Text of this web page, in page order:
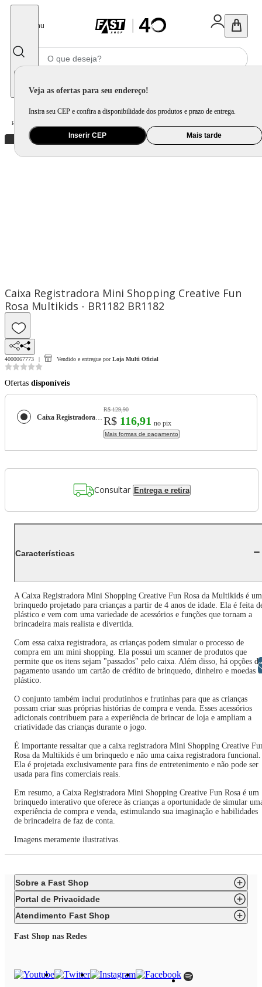
Menu
Veja as ofertas para seu endereço!
Insira seu CEP e confira a disponibilidade dos produtos e prazo de entrega.
Inserir CEP Mais tarde
Home
Caixa Registradora Mini Shopping Creative Fun
Rosa Multikids - BR1182 BR1182
4000067773 Vendido e entregue por Loja Multi Oficial
Ofertas disponíveis
Caixa Registradora Mini Shopping Creative Fun Rosa Multikids - BR1182 BR1182
R$ 129,90
R$ 116,91 no pix
Mais formas de pagamento
Consultar Entrega e retira
Características
A Caixa Registradora Mini Shopping Creative Fun Rosa da Multikids é um
brinquedo projetado para crianças a partir de 4 anos de idade. Ela é feita
plástico e vem com uma variedade de acessórios e funções que tornam a
brincadeira mais realista e divertida.
Com essa caixa registradora, as crianças podem simular o processo de
compra em um mini shopping. Ela possui um scanner de produtos que
permite que os itens sejam "passados" pelo caixa. Além disso, há opções de
pagamento usando um cartão de crédito de brinquedo, dinheiro e moedas
plástico.
O conjunto também inclui produtinhos e frutinhas para que as crianças
possam criar suas próprias histórias de compra e venda. Esses acessórios
adicionais contribuem para a experiência de brincar de loja e ampliam a
criatividade das crianças durante o jogo.
É importante ressaltar que a caixa registradora Mini Shopping Creative
Rosa da Multikids é um brinquedo e não uma caixa registradora funcional.
Ela é projetada exclusivamente para fins de entretenimento e não pode ser
usada para fins comerciais reais.
Em resumo, a Caixa Registradora Mini Shopping Creative Fun Rosa é um
brinquedo interativo que oferece às crianças a oportunidade de simular
experiência de compra e venda, estimulando sua imaginação e habilidades
de brincadeira de faz de conta.
Imagens meramente ilustrativas.
Sobre a Fast Shop
Portal de Privacidade
Atendimento Fast Shop
Fast Shop nas Redes
Libras